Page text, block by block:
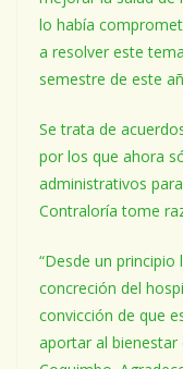
lo había
a resolver este
semestre de este
Se trata de
por los que ahora
administrativos
Contraloría tome
“Desde un
concreción del
convicción de que
aportar al bienestar